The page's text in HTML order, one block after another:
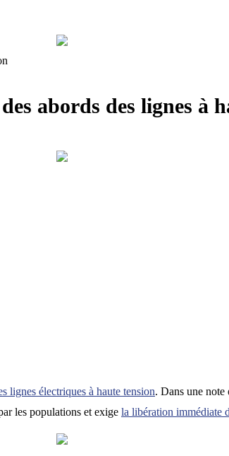
abords des lignes à
lignes électriques à haute tension. Dans une
les populations et exige la libération immédiate